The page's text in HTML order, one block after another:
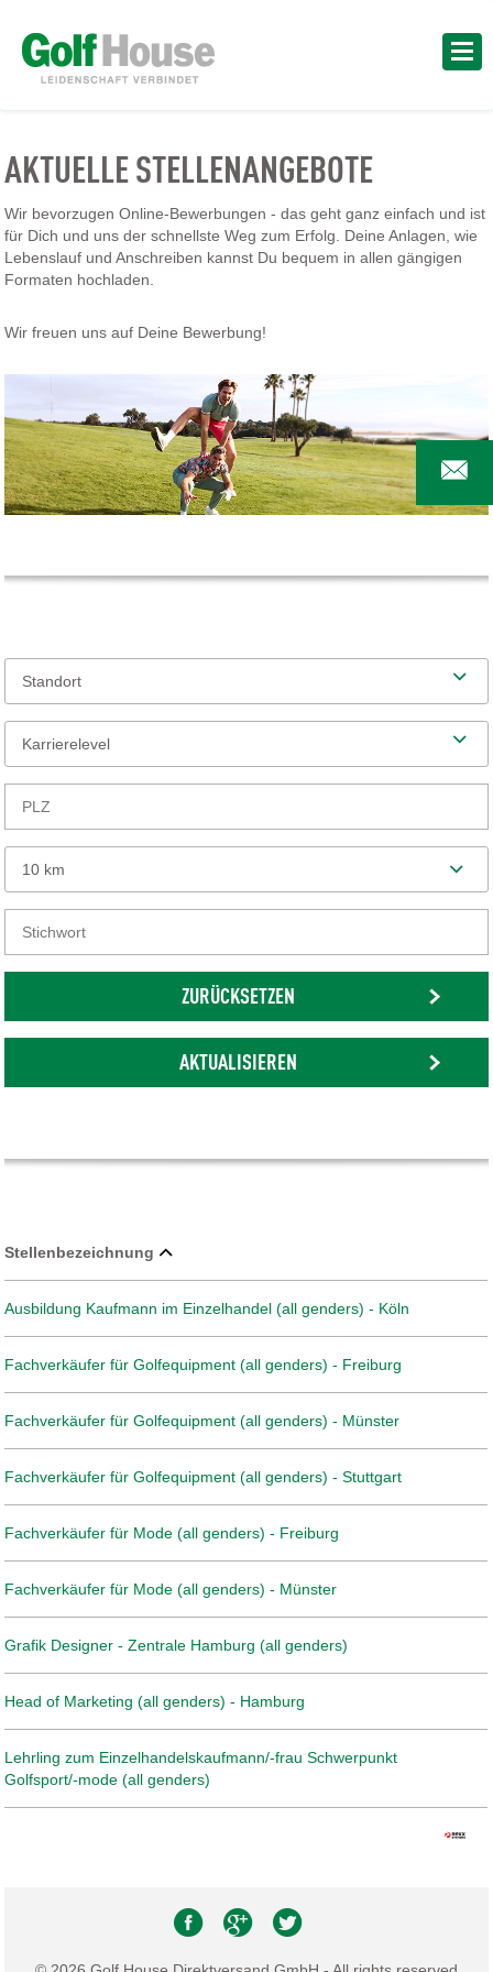
AKTUELLE STELLENANGEBOTE
Wir bevorzugen Online-Bewerbungen - das geht ganz einfach und ist
für Dich und uns der schnellste Weg zum Erfolg. Deine Anlagen, wie
Lebenslauf und Anschreiben kannst Du bequem in allen gängigen
Formaten hochladen.
Wir freuen uns auf Deine Bewerbung!
Standort
Karrierelevel
10 km
ZURÜCKSETZEN
AKTUALISIEREN
Stellenbezeichnung
Ausbildung Kaufmann im Einzelhandel (all genders) - Köln
Fachverkäufer für Golfequipment (all genders) - Freiburg
Fachverkäufer für Golfequipment (all genders) - Münster
Fachverkäufer für Golfequipment (all genders) - Stuttgart
Fachverkäufer für Mode (all genders) - Freiburg
Fachverkäufer für Mode (all genders) - Münster
Grafik Designer - Zentrale Hamburg (all genders)
Head of Marketing (all genders) - Hamburg
Lehrling zum Einzelhandelskaufmann/-frau Schwerpunkt
Golfsport/-mode (all genders)